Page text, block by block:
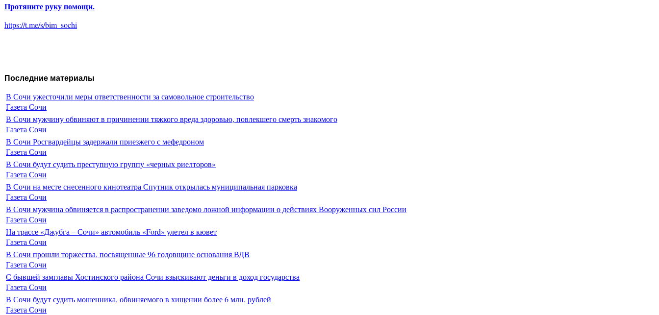
Протяните руку помощи.
https://t.me/s/bim_sochi
Последние материалы
В Сочи ужесточили меры ответственности за самовольное строительство
Газета Сочи
В Сочи мужчину обвиняют в причинении тяжкого вреда здоровью, повлекшего смерть знакомого
Газета Сочи
В Сочи Росгвардейцы задержали приезжего с мефедроном
Газета Сочи
В Сочи будут судить преступную группу «черных риелторов»
Газета Сочи
В Сочи на месте снесенного кинотеатра Спутник открылась муниципальная парковка
Газета Сочи
В Сочи мужчина обвиняется в распространении заведомо ложной информации о действиях Вооруженных сил России
Газета Сочи
На трассе «Джубга – Сочи» автомобиль «Ford» улетел в кювет
Газета Сочи
В Сочи прошли торжества, посвященные 96 годовщине основания ВДВ
Газета Сочи
С бывшей замглавы Хостинского района Сочи взыскивают деньги в доход государства
Газета Сочи
В Сочи будут судить мошенника, обвиняемого в хищении более 6 млн. рублей
Газета Сочи